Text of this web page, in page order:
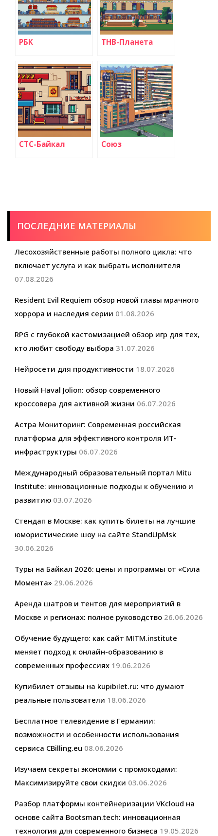
РБК ТНВ-Планета
СТС-Байкал Союз
ПОСЛЕДНИЕ МАТЕРИАЛЫ
Лесохозяйственные работы полного цикла: что
включает услуга и как выбрать исполнителя
07.08.2026
Resident Evil Requiem обзор новой главы мрачного
хоррора и наследия серии 01.08.2026
RPG с глубокой кастомизацией обзор игр для тех,
кто любит свободу выбора 31.07.2026
Нейросети для продуктивности 18.07.2026
Новый Haval Jolion: обзор современного
кроссовера для активной жизни 06.07.2026
Астра Мониторинг: Современная российская
платформа для эффективного контроля ИТ-
инфраструктуры 06.07.2026
Международный образовательный портал Mitu
Institute: инновационные подходы к обучению и
развитию 03.07.2026
Стендап в Москве: как купить билеты на лучшие
юмористические шоу на сайте StandUpMsk
30.06.2026
Туры на Байкал 2026: цены и программы от «Сила
Момента» 29.06.2026
Аренда шатров и тентов для мероприятий в
Москве и регионах: полное руководство 26.06.2026
Обучение будущего: как сайт MITM.institute
меняет подход к онлайн-образованию в
современных профессиях 19.06.2026
Купибилет отзывы на kupibilet.ru: что думают
реальные пользователи 18.06.2026
Бесплатное телевидение в Германии:
возможности и особенности использования
сервиса CBilling.eu 08.06.2026
Изучаем секреты экономии с промокодами:
Максимизируйте свои скидки 03.06.2026
Разбор платформы контейнеризации VKcloud на
основе сайта Bootsman.tech: инновационная
технология для современного бизнеса 19.05.2026